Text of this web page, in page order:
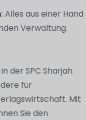
: Alles aus einer Hand
Verwaltung.
der SPC Sharjah
für
Mit
Sie den